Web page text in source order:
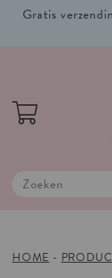
Gratis
HOME -